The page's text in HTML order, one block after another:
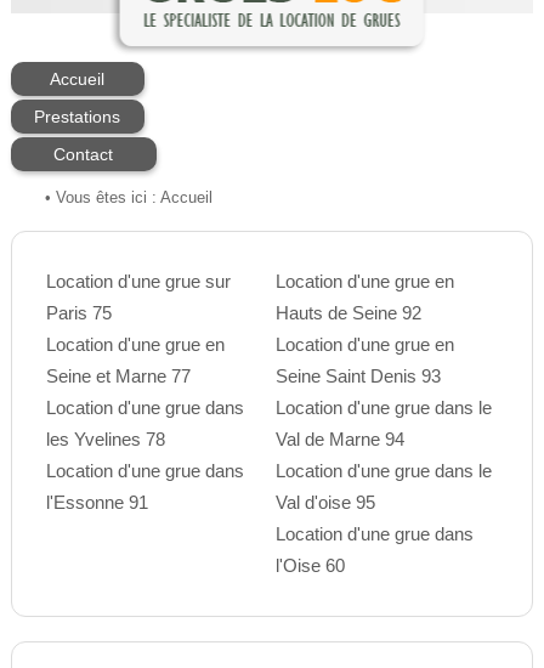
Accueil
Prestations
Contact
• Vous êtes ici : Accueil
Location d'une grue sur
Paris 75
Location d'une grue en
Seine et Marne 77
Location d'une grue dans
les Yvelines 78
Location d'une grue dans
l'Essonne 91
Location d'une grue en
Hauts de Seine 92
Location d'une grue en
Seine Saint Denis 93
Location d'une grue dans le
Val de Marne 94
Location d'une grue dans le
Val d'oise 95
Location d'une grue dans
l'Oise 60